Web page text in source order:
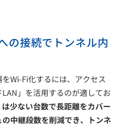
の接続でトンネル内
Wi-Fi化するには、アクセス
」を活用するのが適してお
は少ない台数で長距離をカバー
中継段数を削減でき、トンネ